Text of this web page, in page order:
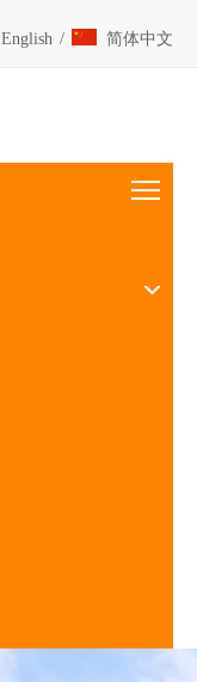
English / 简体中文